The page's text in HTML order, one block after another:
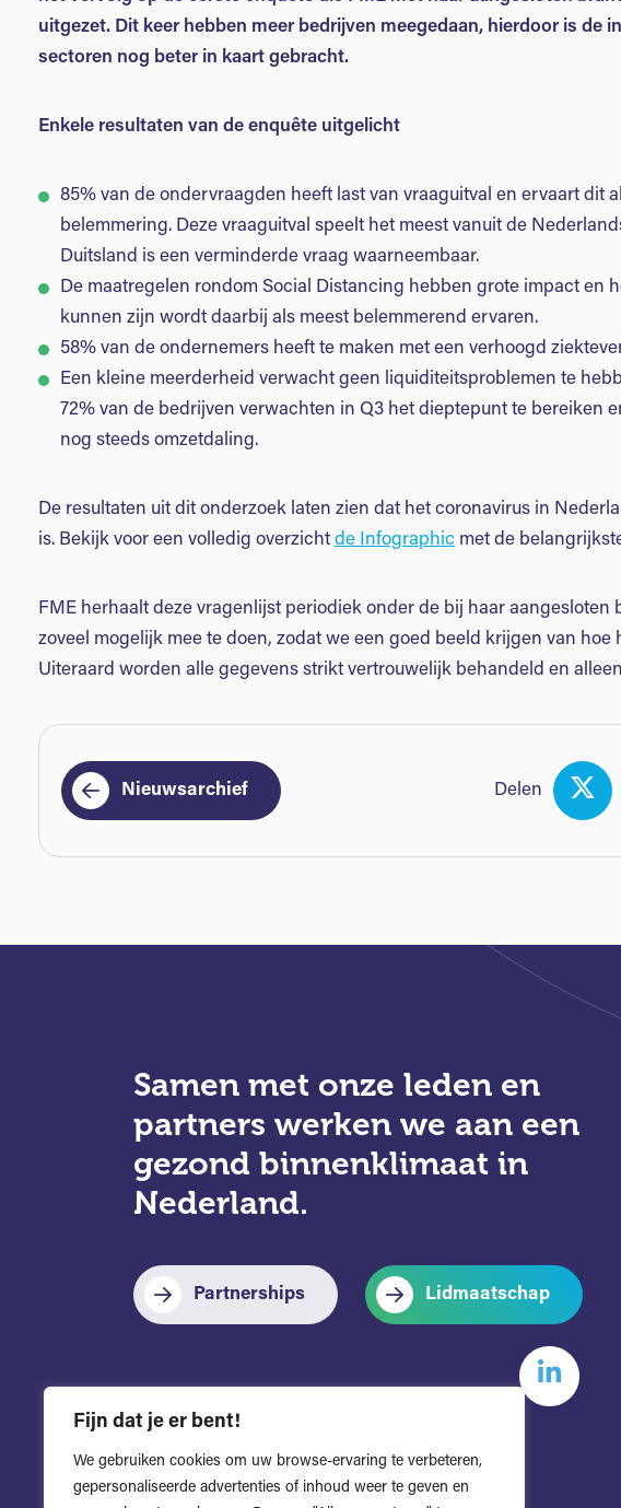
Fijn dat je er bent!
We gebruiken cookies om uw browse-ervaring te verbeteren,
gepersonaliseerde advertenties of inhoud weer te geven en
uitgezet. Dit keer hebben meer bedrijven meegedaan, hierdoor is de
sectoren nog beter in kaart gebracht.
Enkele resultaten van de enquête uitgelicht
85% van de ondervraagden heeft last van vraaguitval en ervaart dit
belemmering. Deze vraaguitval speelt het meest vanuit de
Duitsland is een verminderde vraag waarneembaar.
De maatregelen rondom Social Distancing hebben grote impact en
kunnen zijn wordt daarbij als meest belemmerend ervaren.
58% van de ondernemers heeft te maken met een verhoogd
Een kleine meerderheid verwacht geen liquiditeitsproblemen te
72% van de bedrijven verwachten in Q3 het dieptepunt te bereiken
nog steeds omzetdaling.
De resultaten uit dit onderzoek laten zien dat het coronavirus in
is. Bekijk voor een volledig overzicht de Infographic met de
FME herhaalt deze vragenlijst periodiek onder de bij haar aangesloten
zoveel mogelijk mee te doen, zodat we een goed beeld krijgen van hoe
Uiteraard worden alle gegevens strikt vertrouwelijk behandeld en
Nieuwsarchief Delen
Samen met onze leden en
partners werken we aan een
gezond binnenklimaat in
Nederland.
Partnerships Lidmaatschap